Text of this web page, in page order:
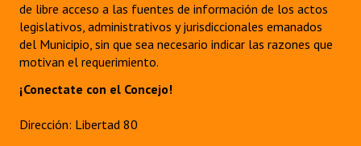
de libre acceso a las fuentes de información de los actos
legislativos, administrativos y jurisdiccionales emanados
del Municipio, sin que sea necesario indicar las razones que
motivan el requerimiento.
¡Conectate con el Concejo!
Dirección: Libertad 80